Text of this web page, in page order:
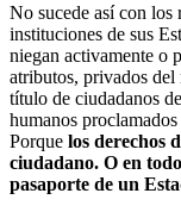
No sucede así con los
instituciones de sus
niegan activamente o
atributos, privados
título de ciudadanos
humanos
Porque los derechos
ciudadano. O en
pasaporte de un